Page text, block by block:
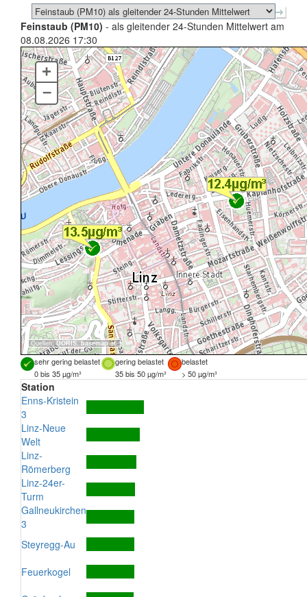
Feinstaub (PM10) - als gleitender 24-Stunden Mittelwert am
08.08.2026 17:30
Quellen:DORIS, basemap.at
+
–
sehr gering belastet gering belastet
belastet
0 bis 35 µg/m³
35 bis 50 µg/m³ > 50 µg/m³
Station
Enns-Kristein
3
Linz-Neue
Welt
Linz-
Römerberg
Linz-24er-
Turm
Gallneukirchen
3
Steyregg-Au
Feuerkogel